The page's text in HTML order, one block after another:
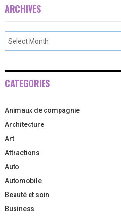
ARCHIVES
CATEGORIES
Animaux de compagnie
Architecture
Art
Attractions
Auto
Automobile
Beauté et soin
Business